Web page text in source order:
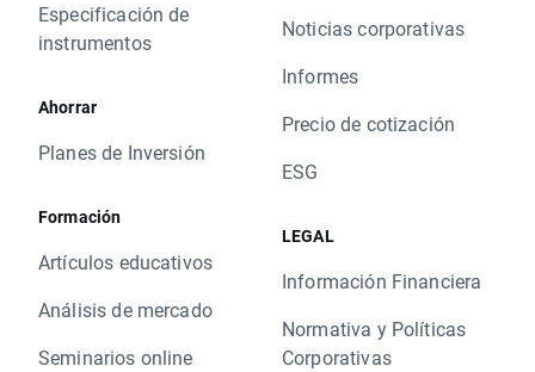
Especificación de
instrumentos
Ahorrar
Planes de Inversión
Formación
Artículos educativos
Análisis de mercado
Seminarios online
Noticias corporativas
Informes
Precio de cotización
ESG
LEGAL
Información Financiera
Normativa y Políticas
Corporativas